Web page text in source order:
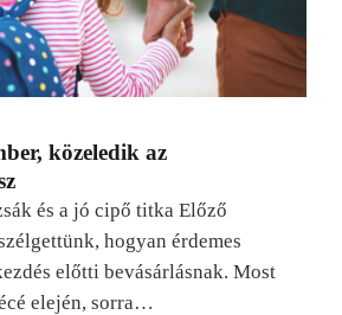
közeledik az
és a jó cipő titka Előző
hogyan érdemes
előtti bevásárlásnak. Most
elején, sorra…